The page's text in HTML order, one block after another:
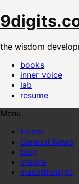
Skip
to
the wisdom
books
inner voice
lab
resume
Menu
Home
General News
blog
inspire
macinthought